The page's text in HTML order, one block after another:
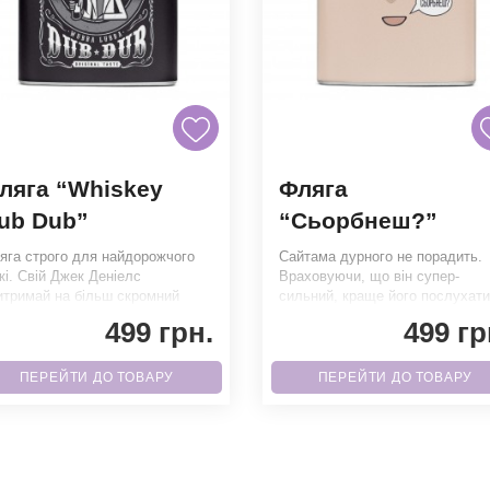
“Whiskey
Dub”
строго для найдорожчого
Свій Джек Деніелс
на більш скромний
499 грн.
ПЕРЕЙТИ ДО ТОВАРУ
Фляга
“Сьорбнеш?”
Сайтама дурного не порадить.
Враховуючи, що він супер-
сильний, краще його послухати
499
ПЕРЕЙТИ ДО ТОВАРУ